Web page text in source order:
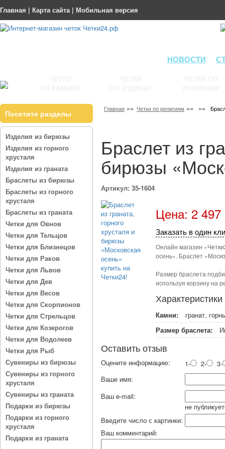
Главная | Карта сайта| Мобильная версия
НОВОСТИ
Посетите разделы
Изделия из бирюзы
Изделия из горного
хрусталя
Изделия из граната
Браслеты из бирюзы
Браслеты из горного
хрусталя
Браслеты из граната
Четки для Овнов
Четки для Тельцов
Четки для Близнецов
Четки для Раков
Четки для Львов
Четки для Дев
Четки для Весов
Четки для Скорпионов
Четки для Стрельцов
Четки для Козерогов
Четки для Водолеев
Четки для Рыб
Сувениры из бирюзы
Сувениры из горного
хрусталя
Сувениры из граната
Подарки из бирюзы
Подарки из горного
хрусталя
Подарки из граната
Главная »» Четки по религиям »» »»
Браслет из
бирюзы
Артикул: 35-1604
Цена: 2 497
Заказать в один
Онлайн магазин
осень». Браслет
Размер браслета
используя корзину на
Камни:
гранат,
Размер браслета:
Оставить отзыв
Оцените информацию: 1- 2-
3-
Ваше имя:
Ваш e-mail:
не
Введите число с картинки:
Ваш комментарий: